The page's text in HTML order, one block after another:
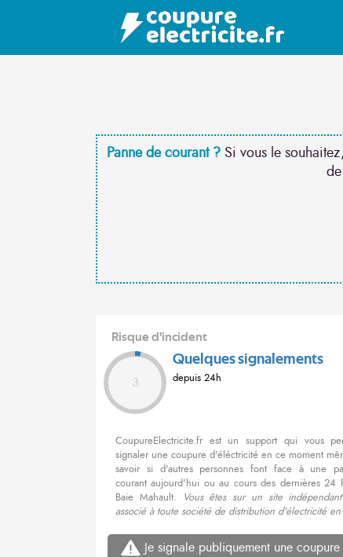
Panne de courant ? Si vous le
Risque d'incident
3
Quelques signalements
depuis 24h
CoupureElectricite.fr est un support qui vous
signaler une coupure d'éléctricité en ce moment
savoir si d'autres personnes font face à une
courant aujourd'hui ou au cours des dernières 24
Baie Mahault.
Vous êtes sur un site
associé à toute société de distribution d'électricité en
Je signale publiquement une